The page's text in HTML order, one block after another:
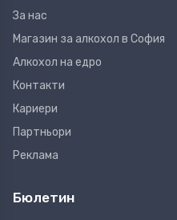
За нас
Магазин за алкохол в София
Алкохол на едро
Контакти
Кариери
Партньори
Реклама
Бюлетин